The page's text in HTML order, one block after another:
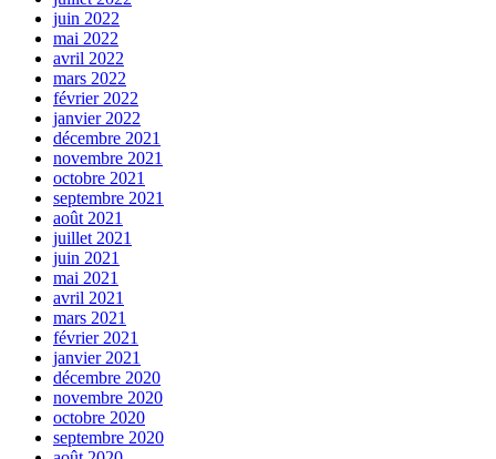
juin 2022
mai 2022
avril 2022
mars 2022
février 2022
janvier 2022
décembre 2021
novembre 2021
octobre 2021
septembre 2021
août 2021
juillet 2021
juin 2021
mai 2021
avril 2021
mars 2021
février 2021
janvier 2021
décembre 2020
novembre 2020
octobre 2020
septembre 2020